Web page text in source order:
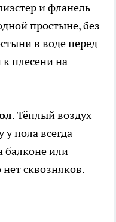
и фланель
простыне, без
в воде перед
плесени на
. Тёплый воздух
пола всегда
балконе или
сквозняков.